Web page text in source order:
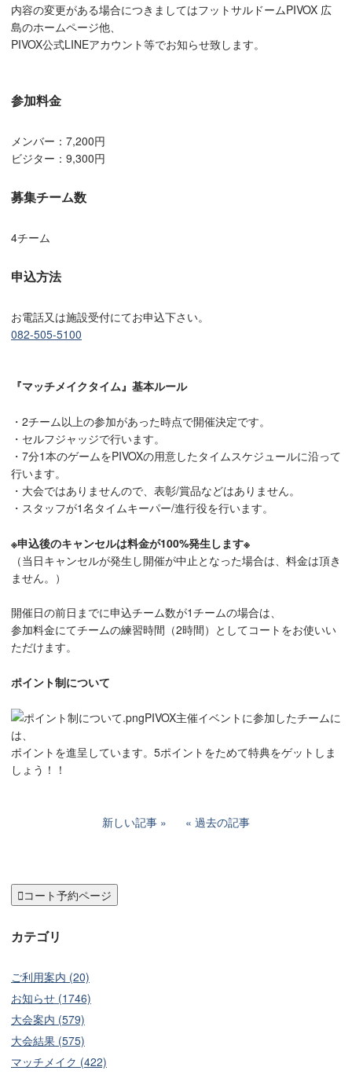
内容の変更がある場合につきましてはフットサルドームPIVOX 広
島のホームページ他、
PIVOX公式LINEアカウント等でお知らせ致します。
参加料金
メンバー：7,200円
ビジター：9,300円
募集チーム数
4チーム
申込方法
お電話又は施設受付にてお申込下さい。
082-505-5100
『マッチメイクタイム』基本ルール
・2チーム以上の参加があった時点で開催決定です。
・セルフジャッジで行います。
・7分1本のゲームをPIVOXの用意したタイムスケジュールに沿って
行います。
・大会ではありませんので、表彰/賞品などはありません。
・スタッフが1名タイムキーパー/進行役を行います。
※申込後のキャンセルは料金が100%発生します※
（当日キャンセルが発生し開催が中止となった場合は、料金は頂き
ません。）
開催日の前日までに申込チーム数が1チームの場合は、
参加料金にてチームの練習時間（2時間）としてコートをお使いい
ただけます。
ポイント制について
PIVOX主催イベントに参加したチームに
は、
ポイントを進呈しています。5ポイントをためて特典をゲットしま
しょう！！
新しい記事 過去の記事
コート予約ページ
カテゴリ
ご利用案内 (20)
お知らせ (1746)
大会案内 (579)
大会結果 (575)
マッチメイク (422)